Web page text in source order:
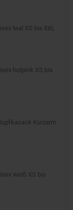
teal XS bis 8XL
hotpink XS bis
Kurzarm
weiß XS bis